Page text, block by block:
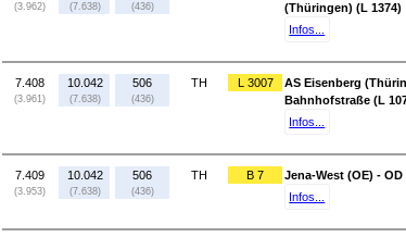
(3.962) (7.638) (436)
(Thüringen) (L 1374)
Infos...
7.408
(3.961)
10.042
(7.638)
506
(436)
TH L 3007
AS Eisenberg
Bahnhofstraße (L
Infos...
7.409
(3.953)
10.042
(7.638)
506
(436)
TH B 7
Jena-West (OE) -
Infos...